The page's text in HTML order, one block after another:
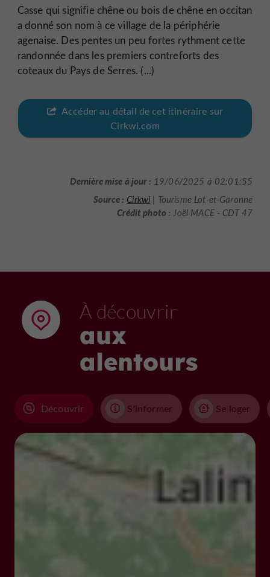
Casse qui signifie chêne ou bois de chêne en occitan
a donné son nom à ce village de la périphérie
agenaise. Des pentes un peu fortes rythment cette
randonnée dans les premiers contreforts des
coteaux du Pays de Serres. (...)
Accéder au détail de cet itinéraire sur
Cirkwi.com
Dernière mise à jour : 19/06/2025 à 02:01:55
Source : Cirkwi | Tourisme Lot-et-Garonne
Crédit photo : Joël MACE - CDT 47
À découvrir
aux
alentours
Découvrir S'informer Se loger